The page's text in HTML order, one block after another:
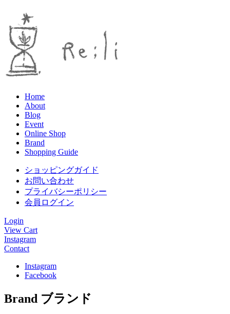
Home
About
Blog
Event
Online Shop
Brand
Shopping Guide
ショッピングガイド
お問い合わせ
プライバシーポリシー
会員ログイン
Login
View Cart
Instagram
Contact
Instagram
Facebook
Brand ブランド